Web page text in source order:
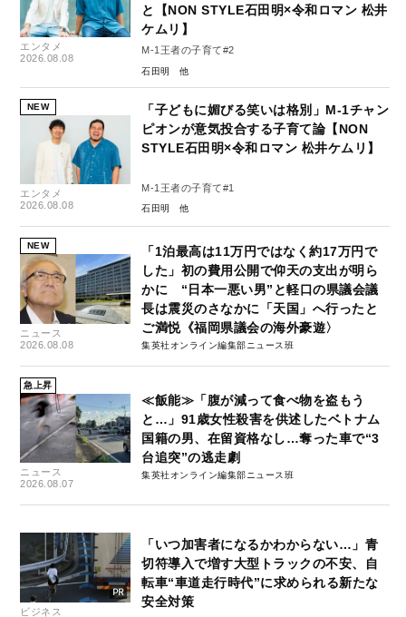
エンタメ
2026.08.08
と【NON STYLE石田明×令和ロマン 松井
ケムリ】
M-1王者の子育て#2
石田明
NEW
エンタメ
2026.08.08
「子どもに媚びる笑いは格別」M-1チャン
ピオンが意気投合する子育て論【NON
STYLE石田明×令和ロマン 松井ケムリ】
M-1王者の子育て#1
石田明
NEW
ニュース
2026.08.08
「1泊最高は11万円ではなく約17万円で
した」初の費用公開で仰天の支出が明ら
かに “日本一悪い男”と軽口の県議会議
長は震災のさなかに「天国」へ行ったと
ご満悦《福岡県議会の海外豪遊〉
集英社オンライン編集部ニュース班
急上昇
ニュース
2026.08.07
≪飯能≫「腹が減って食べ物を盗もう
と…」91歳女性殺害を供述したベトナム
国籍の男、在留資格なし…奪った車で“3
台追突”の逃走劇
集英社オンライン編集部ニュース班
ビジネス
「いつ加害者になるかわからない…」青
切符導入で増す大型トラックの不安、自
転車“車道走行時代”に求められる新たな
安全対策